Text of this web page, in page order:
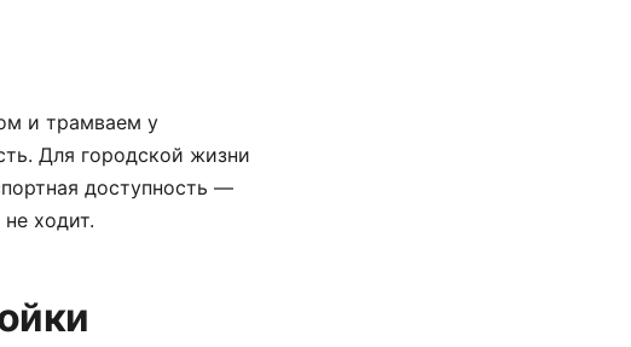
и трамваем у
Для городской жизни
доступность —
ходит.